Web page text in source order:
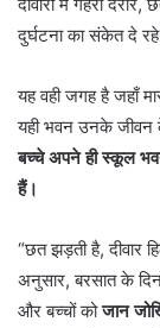
दुर्घटना का संकेत दे
यह वही जगह है जहाँ
यही भवन उनके जीवन
बच्चे अपने ही स्कूल
हैं।
“छत झड़ती है, दीवार
अनुसार, बरसात के
और बच्चों कोजान